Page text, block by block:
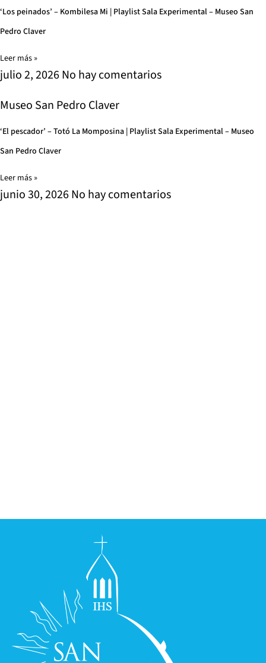
‘Los peinados’ – Kombilesa Mi | Playlist Sala Experimental – Museo San
Pedro Claver
Leer más »
julio 2, 2026No hay comentarios
Museo San Pedro Claver
‘El pescador’ – Totó La Momposina | Playlist Sala Experimental – Museo
San Pedro Claver
Leer más »
junio 30, 2026No hay comentarios